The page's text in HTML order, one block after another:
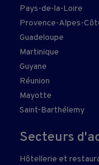
Pays-de-la-Loire
Provence-Alpes-
Guadeloupe
Martinique
Guyane
Réunion
Mayotte
Saint-Barthélemy
Secteurs
Hôtellerie et